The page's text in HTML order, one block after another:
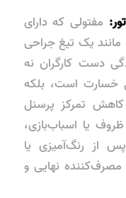
مفتولی که دارای
مانند یک تیغ جراحی
دست کارگران نه
خسارت است، بلکه
تمرکز پرسنل
یا اسباب‌بازی،
از رنگ‌آمیزی یا
مصرف‌کننده نهایی و